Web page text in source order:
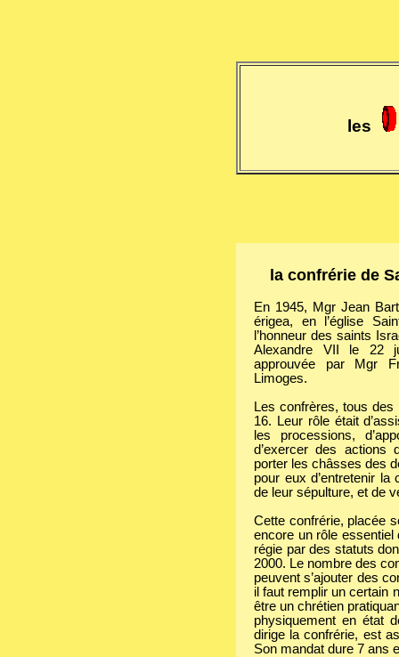
les
la confrérie de
En 1945, Mgr Jean
érigea, en l’église
l’honneur des saints
Alexandre VII le 22
approuvée par Mgr
Limoges.
Les confrères, tous
16. Leur rôle était
les processions,
d’exercer des actions
porter les châsses des
pour eux d’entretenir
de leur sépulture, et de
Cette confrérie, placée
encore un rôle
régie par des statuts
2000. Le nombre des
peuvent s’ajouter des
il faut remplir un certain
être un chrétien
physiquement en état
dirige la confrérie, est
Son mandat dure 7 ans